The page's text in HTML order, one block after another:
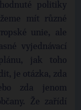
politiky
mít různé
unie, ale
vyjednávací
jak toho
je otázka, zda
zda jenom
Že zařídí